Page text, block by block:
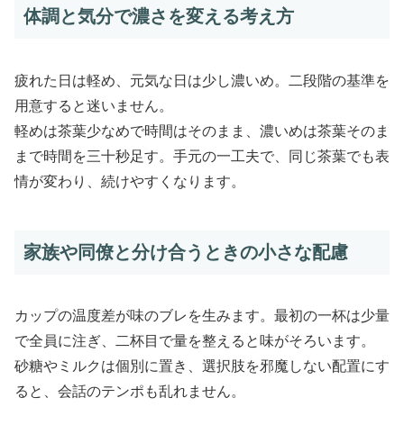
体調と気分で濃さを変える考え方
疲れた日は軽め、元気な日は少し濃いめ。二段階の基準を
用意すると迷いません。
軽めは茶葉少なめで時間はそのまま、濃いめは茶葉そのま
まで時間を三十秒足す。手元の一工夫で、同じ茶葉でも表
情が変わり、続けやすくなります。
家族や同僚と分け合うときの小さな配慮
カップの温度差が味のブレを生みます。最初の一杯は少量
で全員に注ぎ、二杯目で量を整えると味がそろいます。
砂糖やミルクは個別に置き、選択肢を邪魔しない配置にす
ると、会話のテンポも乱れません。